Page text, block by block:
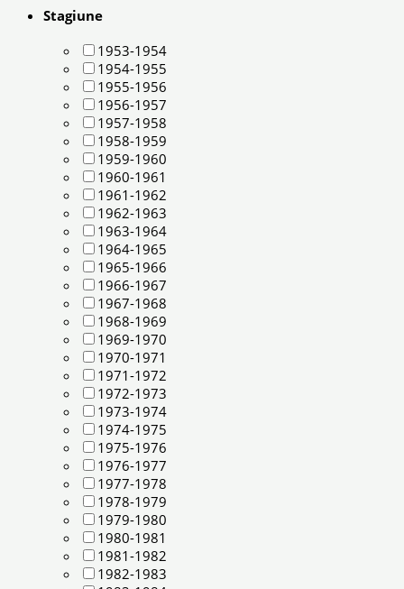
Stagiune
1953-1954
1954-1955
1955-1956
1956-1957
1957-1958
1958-1959
1959-1960
1960-1961
1961-1962
1962-1963
1963-1964
1964-1965
1965-1966
1966-1967
1967-1968
1968-1969
1969-1970
1970-1971
1971-1972
1972-1973
1973-1974
1974-1975
1975-1976
1976-1977
1977-1978
1978-1979
1979-1980
1980-1981
1981-1982
1982-1983